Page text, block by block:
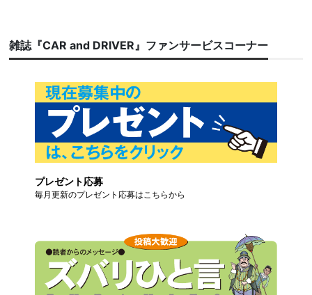
雑誌『CAR and DRIVER』ファンサービスコーナー
プレゼント応募
毎月更新のプレゼント応募はこちらから